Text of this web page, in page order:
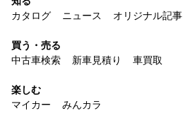
カタログ
ニュース オリジナル記事
買う・売る
中古車検索
新車見積り 車買取
楽しむ
マイカー
みんカラ